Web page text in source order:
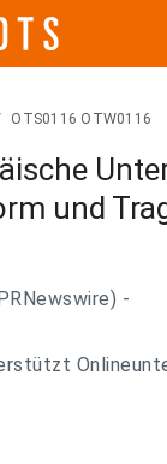
OTS0116 OTW0116
und
-